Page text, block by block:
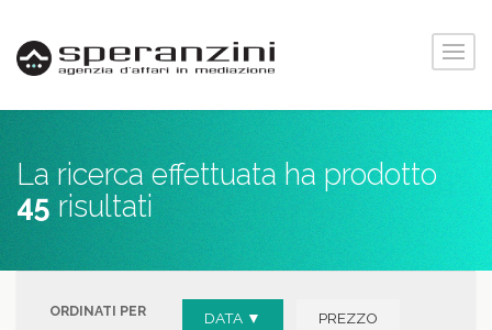
La ricerca effettuata ha prodotto
45 risultati
ORDINATI PER DATA ▼ PREZZO